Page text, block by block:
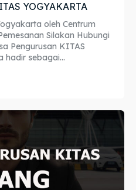
YOGYAKARTA
oleh Centrum
Silakan Hubungi
hadir sebagai...